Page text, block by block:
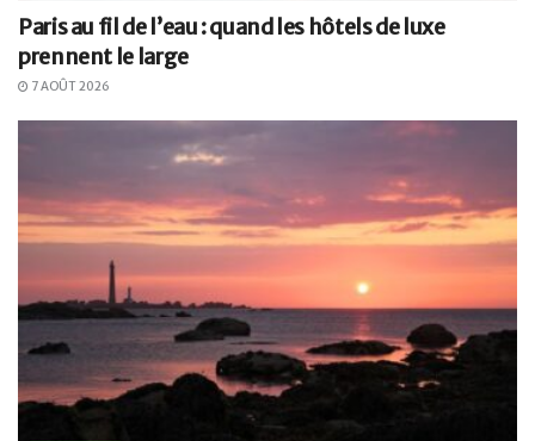
Paris au fil de l’eau : quand les hôtels de luxe
prennent le large
7 AOÛT 2026